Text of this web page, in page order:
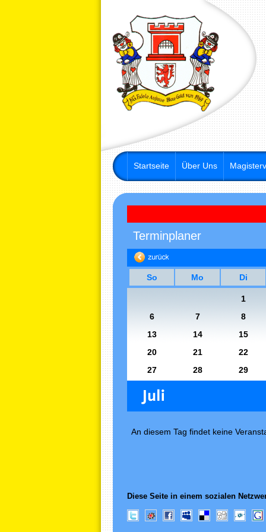
Startseite Über Uns
Terminplaner
So Mo Di
1
6
7
8
13
14
15
20
21
22
27
28 29
An diesem Tag findet keine
Diese Seite in einem sozialen